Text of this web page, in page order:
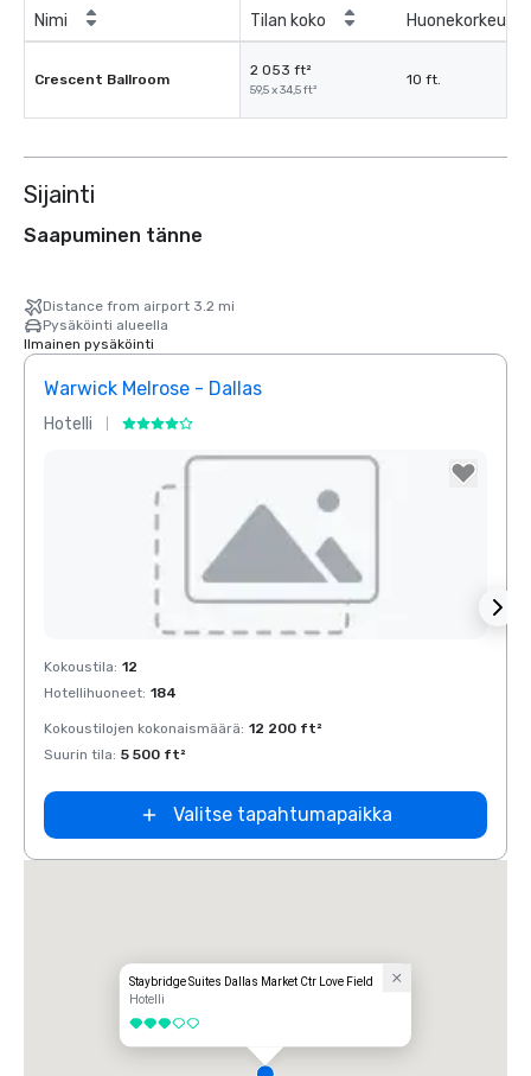
Nimi Tilan koko Huonekorkeus
Crescent Ballroom
2 053 ft²
59,5 x 34,5 ft²
10 ft.
Sijainti
Saapuminen tänne
Distance from airport 3.2 mi
Pysäköinti alueella
Ilmainen pysäköinti
Warwick Melrose - Dallas
Hotelli
Removed from favorites
Kokoustila: 12
Hotellihuoneet: 184
Kokoustilojen kokonaismäärä: 12 200 ft²
Suurin tila: 5 500 ft²
Valitse tapahtumapaikka
Staybridge Suites Dallas Market Ctr Love Field
Hotelli
3 / 5